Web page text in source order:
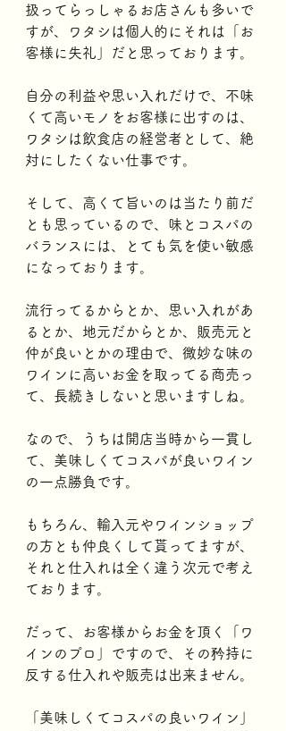
扱ってらっしゃるお店さんも多いで
すが、ワタシは個人的にそれは「お
客様に失礼」だと思っております。
自分の利益や思い入れだけで、不味
くて高いモノをお客様に出すのは、
ワタシは飲食店の経営者として、絶
対にしたくない仕事です。
そして、高くて旨いのは当たり前だ
とも思っているので、味とコスパの
バランスには、とても気を使い敏感
になっております。
流行ってるからとか、思い入れがあ
るとか、地元だからとか、販売元と
仲が良いとかの理由で、微妙な味の
ワインに高いお金を取ってる商売っ
て、長続きしないと思いますしね。
なので、うちは開店当時から一貫し
て、美味しくてコスパが良いワイン
の一点勝負です。
もちろん、輸入元やワインショップ
の方とも仲良くして貰ってますが、
それと仕入れは全く違う次元で考え
ております。
だって、お客様からお金を頂く「ワ
インのプロ」ですので、その矜持に
反する仕入れや販売は出来ません。
「美味しくてコスパの良いワイン」